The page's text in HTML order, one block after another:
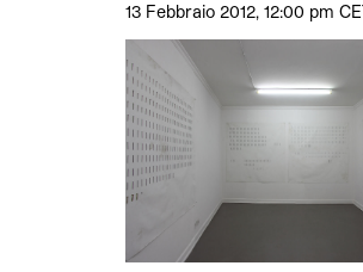
13 Febbraio 2012, 12:00 pm